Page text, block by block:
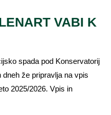
VABI K
spada pod Konservatorij
že pripravlja na vpis
2025/2026. Vpis in